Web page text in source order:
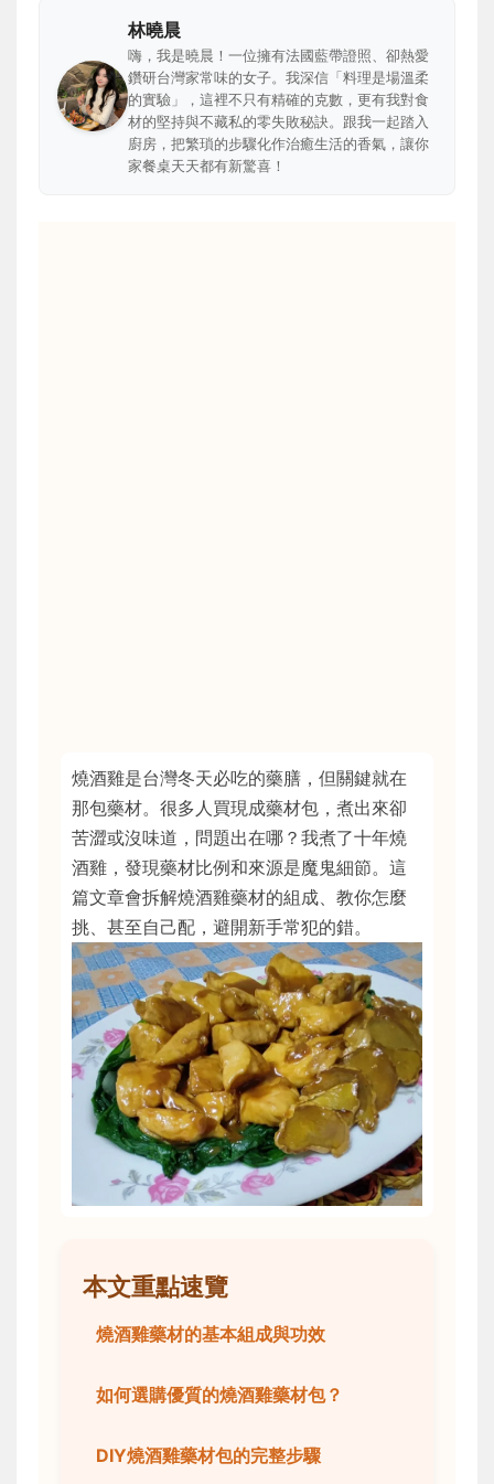
林曉晨
嗨，我是曉晨！一位擁有法國藍帶證照、卻熱愛
鑽研台灣家常味的女子。我深信「料理是場溫柔
的實驗」，這裡不只有精確的克數，更有我對食
材的堅持與不藏私的零失敗秘訣。跟我一起踏入
廚房，把繁瑣的步驟化作治癒生活的香氣，讓你
家餐桌天天都有新驚喜！
燒酒雞是台灣冬天必吃的藥膳，但關鍵就在
那包藥材。很多人買現成藥材包，煮出來卻
苦澀或沒味道，問題出在哪？我煮了十年燒
酒雞，發現藥材比例和來源是魔鬼細節。這
篇文章會拆解燒酒雞藥材的組成、教你怎麼
挑、甚至自己配，避開新手常犯的錯。
本文重點速覽
燒酒雞藥材的基本組成與功效
如何選購優質的燒酒雞藥材包？
DIY燒酒雞藥材包的完整步驟